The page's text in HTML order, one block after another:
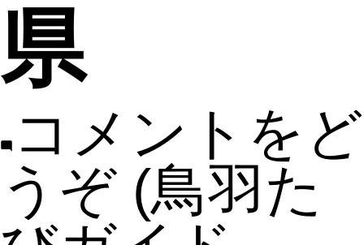
県
コメントをど
うぞ (鳥羽た